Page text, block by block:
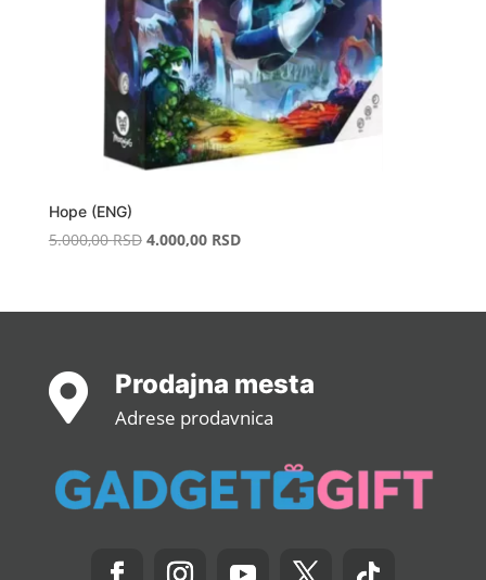
Hope (ENG)
5.000,00RSD Original
5.000,00 RSD.
4.000,00 RSDCurrent
4.000,00 RSD.
 Prodajna mesta
Adrese prodavnica